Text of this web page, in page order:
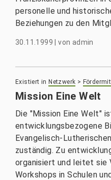
personelle und
Beziehungen zu den
30.11.1999 |von admin
Existiert in Netzwerk >
Mission Eine Welt
Die "Mission Eine Welt"
entwicklungsbezogene
Evangelisch-
zuständig. Zu
organisiert und leitet sie
Workshops in Schulen